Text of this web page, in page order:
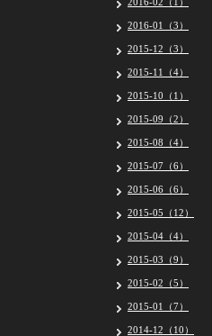
2016-01（3）
2015-12（3）
2015-11（4）
2015-10（1）
2015-09（2）
2015-08（4）
2015-07（6）
2015-06（6）
2015-05（12）
2015-04（4）
2015-03（9）
2015-02（5）
2015-01（7）
2014-12（10）